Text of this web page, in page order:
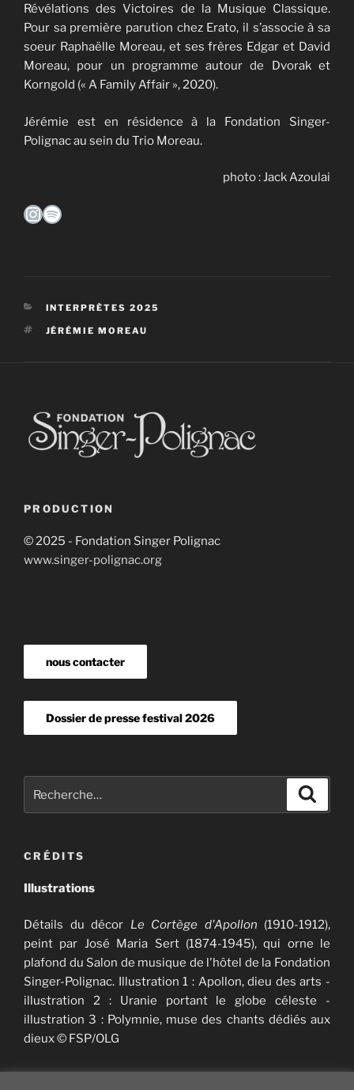
Révélations des Victoires de la Musique Classique.
Pour sa première parution chez Erato, il s’associe à sa
soeur Raphaëlle Moreau, et ses frères Edgar et David
Moreau, pour un programme autour de Dvorak et
Korngold (« A Family Affair », 2020).
Jérémie est en résidence à la Fondation Singer-
Polignac au sein du Trio Moreau.
photo : Jack Azoulai
Instagram
Spotify
CATÉGORIES
INTERPRÈTES 2025
ÉTIQUETTES
JÉRÉMIE MOREAU
PRODUCTION
© 2025 - Fondation Singer Polignac
www.singer-polignac.org
nous contacter
Dossier de presse festival 2026
pour
CRÉDITS
Illustrations
Détails du décor Le Cortège d'Apollon (1910-1912),
peint par José Maria Sert (1874-1945), qui orne le
plafond du Salon de musique de l'hôtel de la Fondation
Singer-Polignac. Illustration 1 : Apollon, dieu des arts -
illustration 2 : Uranie portant le globe céleste -
illustration 3 : Polymnie, muse des chants dédiés aux
dieux © FSP/OLG